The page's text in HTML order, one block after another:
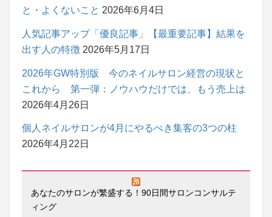
と・よくないこと 2026年6月4日
人気記事アップ「優良記事」【最重要記事】結果を
出す人の特徴 2026年5月17日
2026年GW特別版 今のネイルサロン経営の現状と
これから 第一弾：ノウハウだけでは、もう売上は
2026年4月26日
個人ネイルサロンが4月にやるべき集客の3つの柱
2026年4月22日
あなたのサロンが繁盛する！90日間サロンコンサルテ
ィング